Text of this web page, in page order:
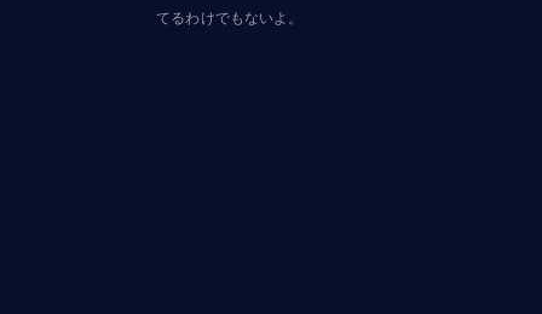
てるわけでもないよ。